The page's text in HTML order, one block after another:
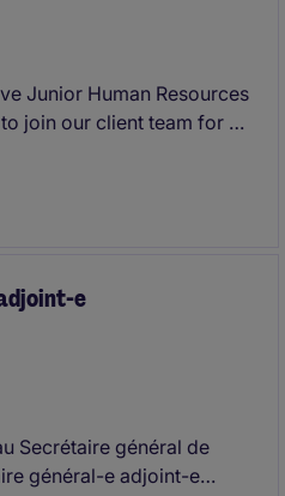
Junior Human Resources
join our client team for a
and BP and employees a
HR partnership in
e
Secrétaire général de
général-e adjoint-e